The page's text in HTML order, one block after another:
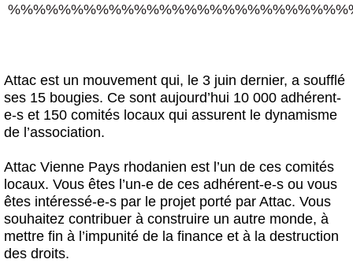
Attac est un mouvement qui, le 3 juin dernier, a soufflé
ses 15 bougies. Ce sont aujourd’hui 10 000 adhérent-
e-s et 150 comités locaux qui assurent le dynamisme
de l’association.
Attac Vienne Pays rhodanien est l’un de ces comités
locaux. Vous êtes l’un-e de ces adhérent-e-s ou vous
êtes intéressé-e-s par le projet porté par Attac. Vous
souhaitez contribuer à construire un autre monde, à
mettre fin à l’impunité de la finance et à la destruction
des droits.